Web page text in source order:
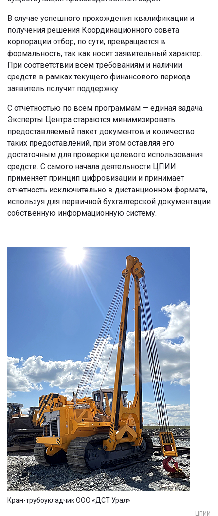
В случае успешного прохождения квалификации и
получения решения Координационного совета
корпорации отбор, по сути, превращается в
формальность, так как носит заявительный характер.
При соответствии всем требованиям и наличии
средств в рамках текущего финансового периода
заявитель получит поддержку.
С отчетностью по всем программам — единая задача.
Эксперты Центра стараются минимизировать
предоставляемый пакет документов и количество
таких предоставлений, при этом оставляя его
достаточным для проверки целевого использования
средств. С самого начала деятельности ЦПИИ
применяет принцип цифровизации и принимает
отчетность исключительно в дистанционном формате,
используя для первичной бухгалтерской документации
собственную информационную систему.
Кран-трубоукладчик ООО «ДСТ Урал»
ЦПИИ